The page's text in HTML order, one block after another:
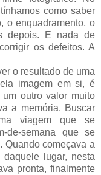
como saber
o enquadramento, o
depois. E nada de
os defeitos. A
o resultado de uma
imagem em si, é
outro valor muito
a memória. Buscar
viagem que se
de-semana que se
Quando começava a
lugar, nesta
pronta, finalmente